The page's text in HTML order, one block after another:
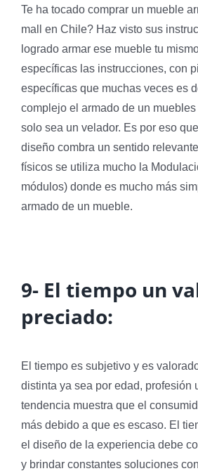
Te ha tocado comprar un mueble
mall en Chile? Haz visto sus
logrado armar ese mueble tu
específicas las instrucciones, con
específicas que muchas veces es
complejo el armado de un
solo sea un velador. Es por eso
diseño combra un sentido
físicos se utiliza mucho la
módulos) donde es mucho más
armado de un mueble.
9- El tiempo un
preciado:
El tiempo es subjetivo y es
distinta ya sea por edad, profesión
tendencia muestra que el
más debido a que es escaso. El
el diseño de la experiencia debe
y brindar constantes soluciones